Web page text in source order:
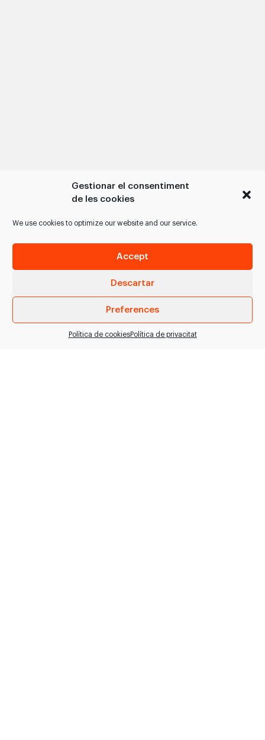
Gestionar el consentiment
de les cookies
We use cookies to optimize our website and our service.
Accept
Descartar
Preferences
Política de cookiesPolítica de privacitat